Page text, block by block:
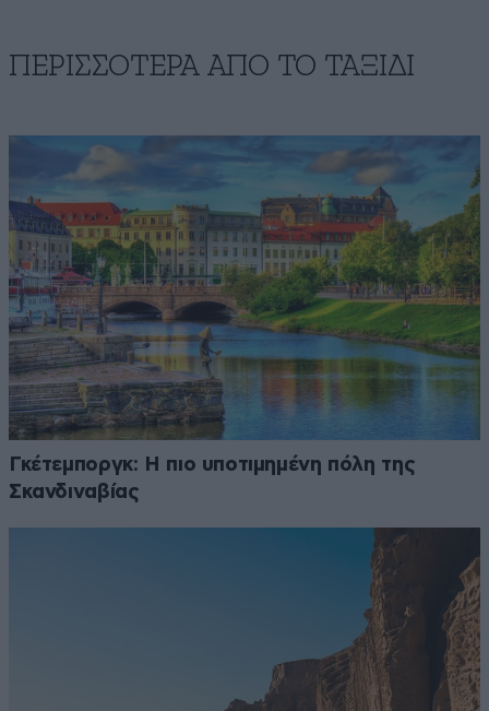
ΠΕΡΙΣΣΟΤΕΡΑ ΑΠΟ TO ΤΑΞΙΔΙ
Γκέτεμποργκ: Η πιο υποτιμημένη πόλη της
Σκανδιναβίας